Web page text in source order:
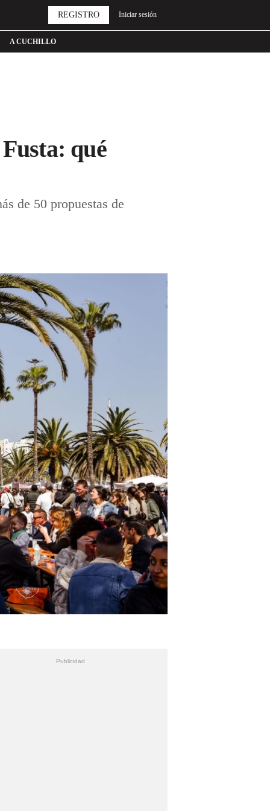
A CUCHILLO
REGISTRO Iniciar sesión
qué
de 50 propuestas de